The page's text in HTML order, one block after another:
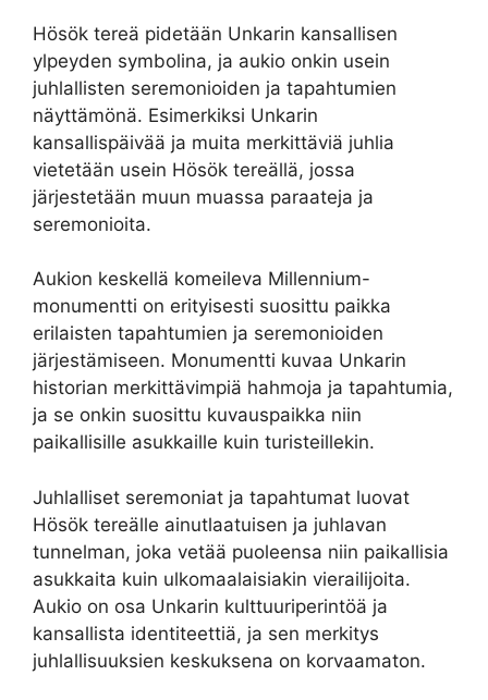
Hösök tereä pidetään Unkarin kansallisen
ylpeyden symbolina, ja aukio onkin usein
juhlallisten seremonioiden ja tapahtumien
näyttämönä. Esimerkiksi Unkarin
kansallispäivää ja muita merkittäviä juhlia
vietetään usein Hösök tereällä, jossa
järjestetään muun muassa paraateja ja
seremonioita.
Aukion keskellä komeileva Millennium-
monumentti on erityisesti suosittu paikka
erilaisten tapahtumien ja seremonioiden
järjestämiseen. Monumentti kuvaa Unkarin
historian merkittävimpiä hahmoja ja tapahtumia,
ja se onkin suosittu kuvauspaikka niin
paikallisille asukkaille kuin turisteillekin.
Juhlalliset seremoniat ja tapahtumat luovat
Hösök tereälle ainutlaatuisen ja juhlavan
tunnelman, joka vetää puoleensa niin paikallisia
asukkaita kuin ulkomaalaisiakin vierailijoita.
Aukio on osa Unkarin kulttuuriperintöä ja
kansallista identiteettiä, ja sen merkitys
juhlallisuuksien keskuksena on korvaamaton.